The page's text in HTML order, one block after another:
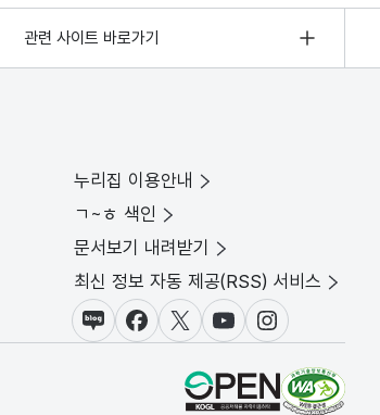
관련 사이트 바로가기
누리집 이용안내
ㄱ~ㅎ 색인
문서보기 내려받기
최신 정보 자동 제공(RSS) 서비스
블로그페이스북X(트위터)
유튜브인스타그램